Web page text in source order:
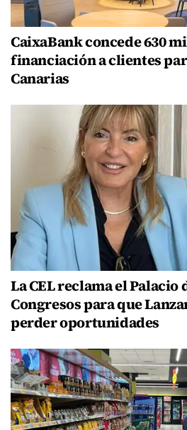
CaixaBank concede 630
financiación a clientes
Canarias
La CEL reclama el Palacio
Congresos para que
perder oportunidades